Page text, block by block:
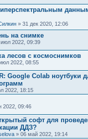
» 31 дек 2020, 12:06
на снимке
2022, 09:39
лесов с космоснимков
2022, 08:55
Google Colab ноутбуки
2022, 18:15
2022, 09:46
софт для
ДДЗ?
» 06 май 2022, 19:14